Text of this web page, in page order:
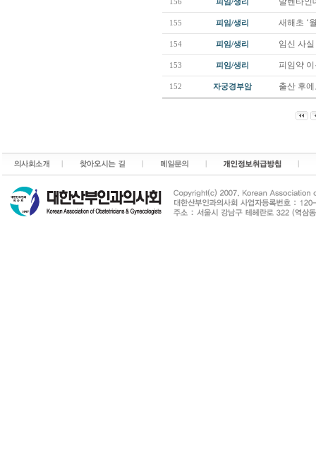
155 피임/생리 새해초 ‘
154 피임/생리 임신 사
153 피임/생리 피임약
152 자궁경부암 출산 후